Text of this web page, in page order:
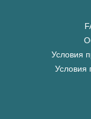
Условия
Условия